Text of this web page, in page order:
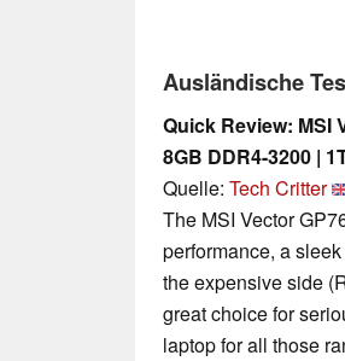
Ausländische
Quick Review: MSI
8GB DDR4-3200 |
Quelle: Tech Critter
The MSI Vector
performance, a
the expensive side
great choice for
laptop for all those